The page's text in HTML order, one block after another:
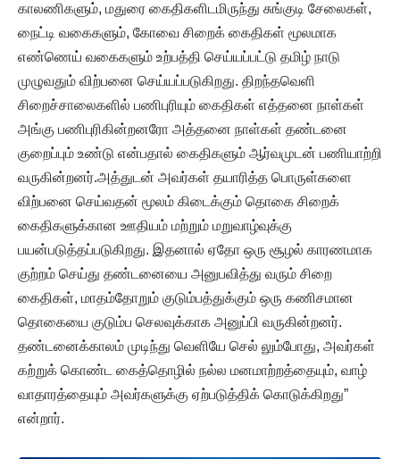
காலணிகளும், மதுரை கைதிகளிடமிருந்து சுங்குடி சேலைகள்,
நைட்டி வகைகளும், கோவை சிறைக் கைதிகள் மூலமாக
எண்ணெய் வகைகளும் உற்பத்தி செய்யப்பட்டு தமிழ் நாடு
முழுவதும் விற்பனை செய்யப்படுகிறது. திறந்தவெளி
சிறைச்சாலைகளில் பணிபுரியும் கைதிகள் எத்தனை நாள்கள்
அங்கு பணிபுரிகின்றனரோ அத்தனை நாள்கள் தண்டனை
குறைப்பும் உண்டு என்பதால் கைதிகளும் ஆர்வமுடன் பணியாற்றி
வருகின்றனர்.அத்துடன் அவர்கள் தயாரித்த பொருள்களை
விற்பனை செய்வதன் மூலம் கிடைக்கும் தொகை சிறைக்
கைதிகளுக்கான ஊதியம் மற்றும் மறுவாழ்வுக்கு
பயன்படுத்தப்படுகிறது. இதனால் ஏதோ ஒரு சூழல் காரணமாக
குற்றம் செய்து தண்டனையை அனுபவித்து வரும் சிறை
கைதிகள், மாதம்தோறும் குடும்பத்துக்கும் ஒரு கணிசமான
தொகையை குடும்ப செலவுக்காக அனுப்பி வருகின்றனர்.
தண்டனைக்காலம் முடிந்து வெளியே செல் லும்போது, அவர்கள்
கற்றுக் கொண்ட கைத்தொழில் நல்ல மனமாற்றத்தையும், வாழ்
வாதாரத்தையும் அவர்களுக்கு ஏற்படுத்திக் கொடுக்கிறது”
என்றார்.